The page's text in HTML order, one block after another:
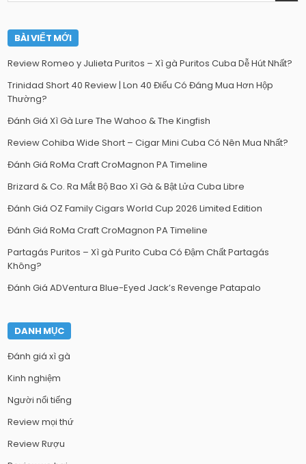
BÀI VIẾT MỚI
Review Romeo y Julieta Puritos – Xì gà Puritos Cuba Dễ Hút Nhất?
Trinidad Short 40 Review | Lon 40 Điếu Có Đáng Mua Hơn Hộp
Thường?
Đánh Giá Xì Gà Lure The Wahoo & The Kingfish
Review Cohiba Wide Short – Cigar Mini Cuba Có Nên Mua Nhất?
Đánh Giá RoMa Craft CroMagnon PA Timeline
Brizard & Co. Ra Mắt Bộ Bao Xì Gà & Bật Lửa Cuba Libre
Đánh Giá OZ Family Cigars World Cup 2026 Limited Edition
Đánh Giá RoMa Craft CroMagnon PA Timeline
Partagás Puritos – Xì gà Purito Cuba Có Đậm Chất Partagás
Không?
Đánh Giá ADVentura Blue-Eyed Jack’s Revenge Patapalo
DANH MỤC
Đánh giá xì gà
Kinh nghiệm
Người nổi tiếng
Review mọi thứ
Review Rượu